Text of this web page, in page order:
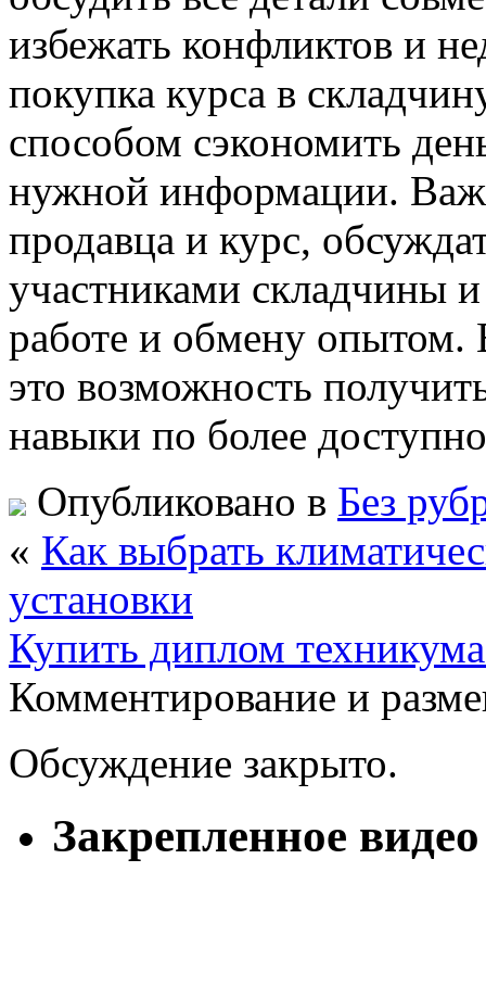
избежать конфликтов и
покупка курса в
способом сэкономить
нужной информации.
продавца и курс,
участниками складчины
работе и обмену
это возможность
навыки по более
Опубликовано в Без
« Как выбрать
установки
Купить диплом
Комментирование и
Обсуждение закрыто.
Закрепленное видео